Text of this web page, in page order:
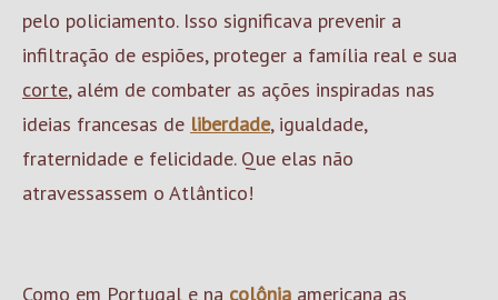
pelo policiamento. Isso significava prevenir a
infiltração de espiões, proteger a família real e sua
corte, além de combater as ações inspiradas nas
ideias francesas de liberdade, igualdade,
fraternidade e felicidade. Que elas não
atravessassem o Atlântico!
Como em Portugal e na colônia americana as